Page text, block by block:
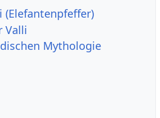
(Elefantenpfeffer)
Valli
Mythologie